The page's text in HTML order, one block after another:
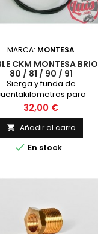
MARCA: MONTESA
CKM MONTESA BRIO
80 / 81 / 90 / 91
Sierga y funda de
para
Brio para reenvios en
rueda trasera. NUEVA
Precio
32,00 €
 Añadir al carro
 En stock